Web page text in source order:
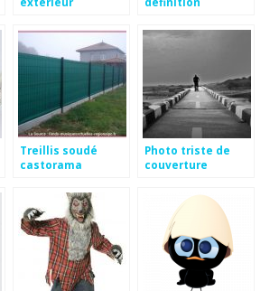
Treillis soudé
castorama
Photo triste de
couverture